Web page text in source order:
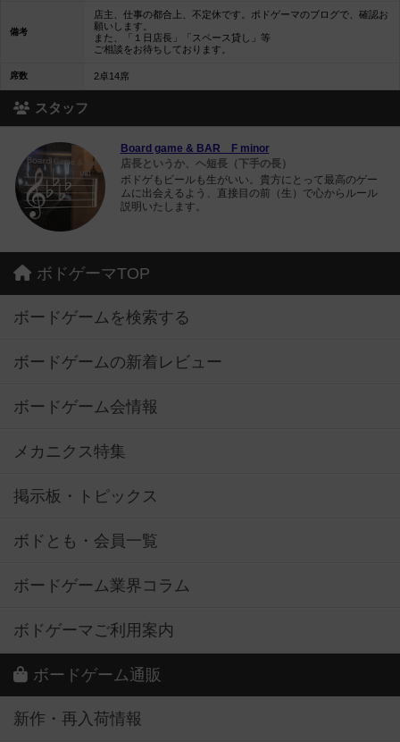
備考
店主、仕事の都合上、不定休です。ボドゲーマのブログで、確認お
願いします。
また、「１日店長」「スペース貸し」等
ご相談をお待ちしております。
席数 2卓14席
スタッフ
Board game & BAR F minor
店長というか、ヘ短長（下手の長）
ボドゲもビールも生がいい。貴方にとって最高のゲー
ムに出会えるよう、直接目の前（生）で心からルール
説明いたします。
ボドゲーマTOP
ボードゲームを検索する
ボードゲームの新着レビュー
ボードゲーム会情報
メカニクス特集
掲示板・トピックス
ボドとも・会員一覧
ボードゲーム業界コラム
ボドゲーマご利用案内
ボードゲーム通販
新作・再入荷情報